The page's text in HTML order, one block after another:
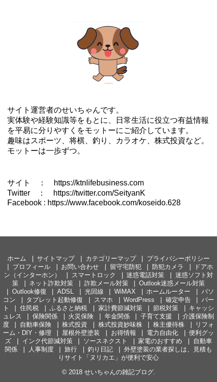
サイト運営者のせいちゃんです。
実体験や経験知識等をもとに、日常生活に役立つ有益情報
を平易に分りやすくをモットーにご紹介しています。
趣味はスポーツ、将棋、釣り、カラオケ、株式投資など。
モットーは一歩ずつ。
サイト ： https://ktnlifebusiness.com
Twitter ： https://twitter.com/SeityanK
Facebook : https://www.facebook.com/koseido.628
ホーム サイトマップ カテゴリーマップ
プライバシーポリシー
プロフィール
お問い合わせ 留守宅防犯 防犯カメラ
ドアホ
ン（インターホン）
スマートロック 迷惑電話対策
迷惑ソフト対
策
ネット詐欺対策 詐欺メール対策
Outlook迷惑メール対策
Outlook修復
ADSL 光回線 WiMAX ホームルーター
パソ
コン
タブレット起動修復 スマホ WordPress 確定申告
パー
ト
住民税 ふるさと納税 家計費節減対策 節税対策
キャッシ
ュレス
保険関係 火災保険 年金関係 子育て支援
介護保険制
度
自動車保険 株式投資 株式投資妙味株 株主優待株
リフォ
ーム・DIY・修理
屋根外壁塗装 お得情報 電力自由化
便利グッ
ズ
インク代節減対策 ソースネクスト 家電のおすすめ
自動車
関係
人事制度 旅行 釣り日記
外壁塗装の業者探しは、見積も
りサイト「ヌリカエ」が便利で安心
© 2018 せいちゃんの雑記ブログ.